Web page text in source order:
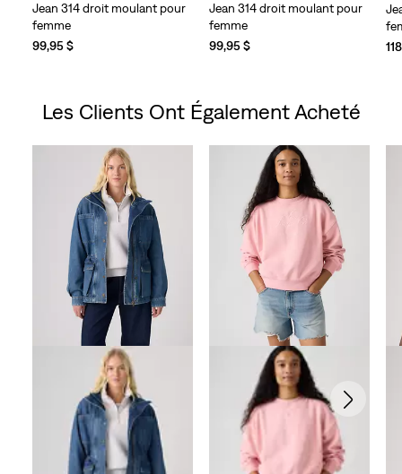
Jean 314 droit moulant pour
femme
99,95 $
Jean 314 droit moulant pour
femme
99,95 $
Les Clients Ont Également Acheté